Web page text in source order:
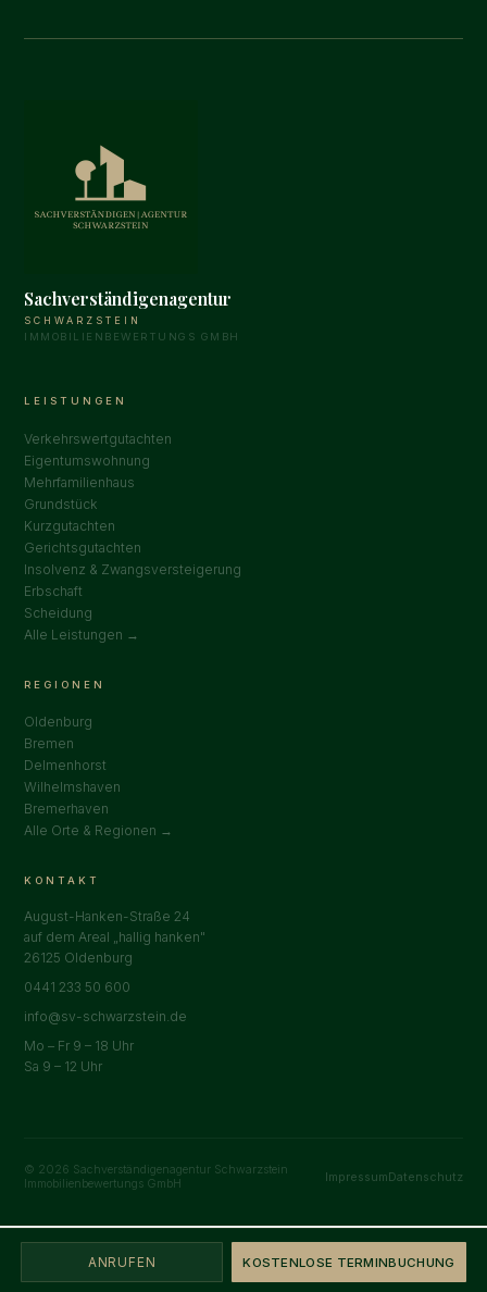
Sachverständigenagentur
SCHWARZSTEIN
IMMOBILIENBEWERTUNGS GMBH
LEISTUNGEN
Verkehrswertgutachten
Eigentumswohnung
Mehrfamilienhaus
Grundstück
Kurzgutachten
Gerichtsgutachten
Insolvenz & Zwangsversteigerung
Erbschaft
Scheidung
Alle Leistungen →
REGIONEN
Oldenburg
Bremen
Delmenhorst
Wilhelmshaven
Bremerhaven
Alle Orte & Regionen →
KONTAKT
August-Hanken-Straße 24
auf dem Areal „hallig hanken"
26125 Oldenburg
0441 233 50 600
info@sv-schwarzstein.de
Mo – Fr 9 – 18 Uhr
Sa 9 – 12 Uhr
© 2026 Sachverständigenagentur Schwarzstein
Immobilienbewertungs GmbH
ImpressumDatenschutz
ANRUFEN KOSTENLOSE TERMINBUCHUNG